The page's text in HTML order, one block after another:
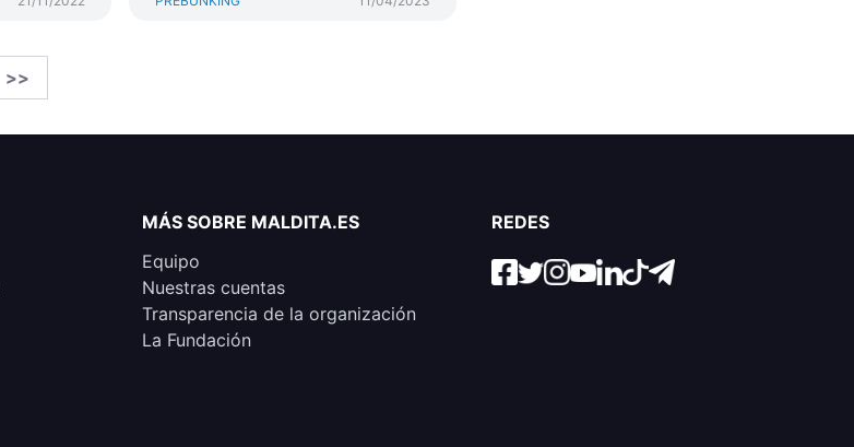
>>
MÁS SOBRE MALDITA.ES
Equipo
Nuestras cuentas
Transparencia de la organización
La Fundación
REDES